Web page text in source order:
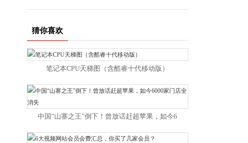
猜你喜欢
笔记本CPU天梯图（含酷睿十代移动版）
中国“山寨之王”倒下！曾放话赶超苹果，如今6